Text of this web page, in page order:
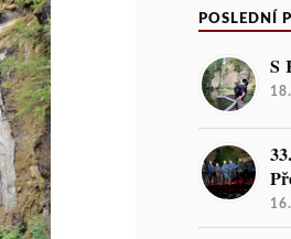
POSLEDNÍ
S